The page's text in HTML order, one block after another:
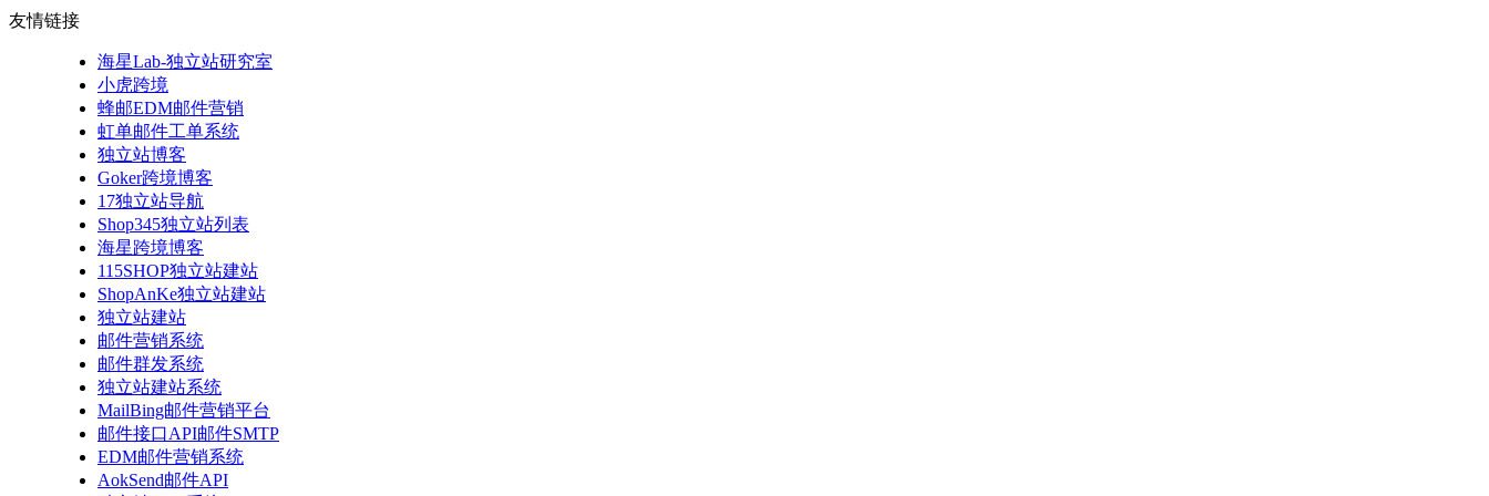
友情链接
海星Lab-独立站研究室
小虎跨境
蜂邮EDM邮件营销
虹单邮件工单系统
独立站博客
Goker跨境博客
17独立站导航
Shop345独立站列表
海星跨境博客
115SHOP独立站建站
ShopAnKe独立站建站
独立站建站
邮件营销系统
邮件群发系统
独立站建站系统
MailBing邮件营销平台
邮件接口API邮件SMTP
EDM邮件营销系统
AokSend邮件API